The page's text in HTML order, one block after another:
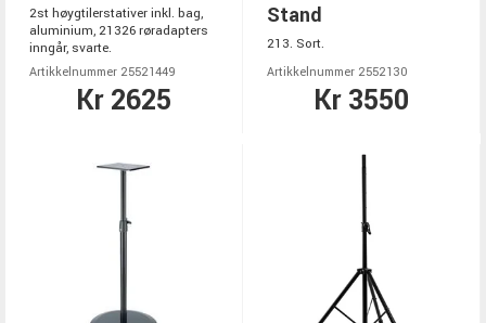
2st høygtilerstativer inkl. bag,
aluminium, 21326 røradapters
inngår, svarte.
Artikkelnummer 25521449
Kr 2625
Stand
213. Sort.
Artikkelnummer 2552130
Kr 3550